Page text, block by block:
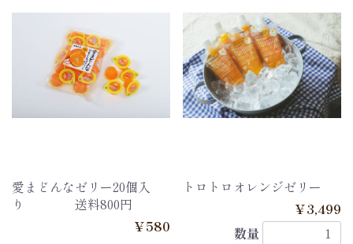
愛まどんなゼリー20個入
り 送料800円
￥580
トロトロオレンジゼリー
￥3,499
数量